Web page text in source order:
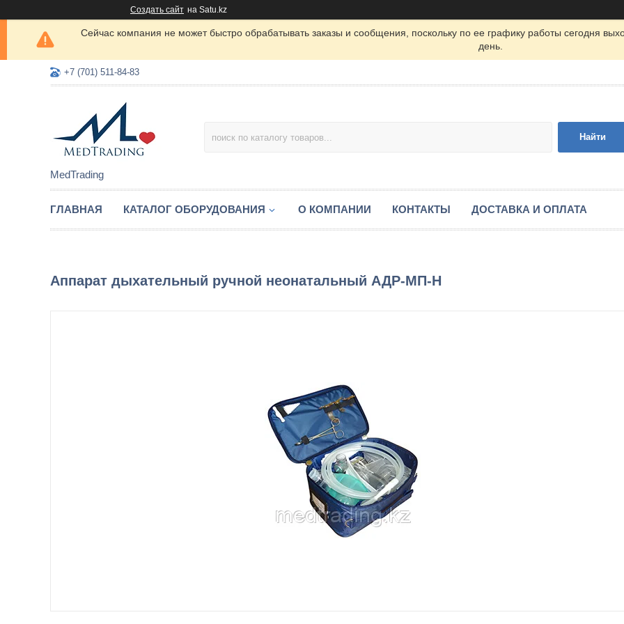
Создать сайт на Satu.kz
Сейчас компания не может быстро обрабатывать заказы и сообщения, поскольку по ее графику работы сегодня
день.
+7 (701) 511-84-83
MedTrading
Найти
ГЛАВНАЯ КАТАЛОГ ОБОРУДОВАНИЯ О КОМПАНИИ КОНТАКТЫ ДОСТАВКА И ОПЛАТА
Аппарат дыхательный ручной неонатальный АДР-МП-Н